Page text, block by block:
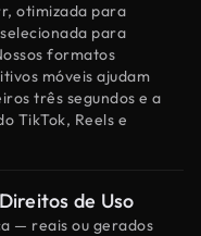
otimizada para
para
formatos
móveis ajudam
três segundos e a
TikTok, Reels e
de Uso
— reais ou gerados